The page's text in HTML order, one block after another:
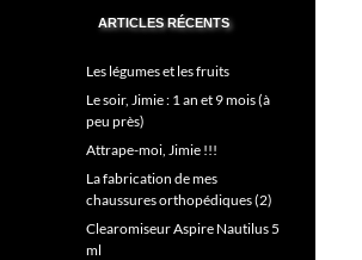
ARTICLES RÉCENTS
Les légumes et les fruits
Le soir, Jimie : 1 an et 9 mois (à
peu près)
Attrape-moi, Jimie !!!
La fabrication de mes
chaussures orthopédiques (2)
Clearomiseur Aspire Nautilus 5
ml